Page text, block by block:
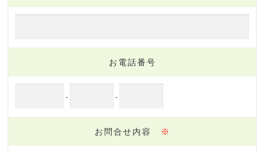
お電話番号
- -
お問合せ内容 ※